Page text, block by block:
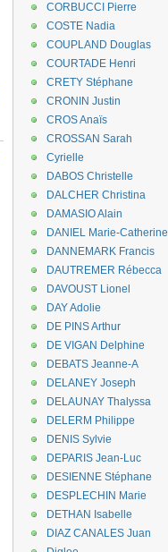
CORBUCCI Pierre
COSTE Nadia
COUPLAND Douglas
COURTADE Henri
CRETY Stéphane
CRONIN Justin
CROS Anaïs
CROSSAN Sarah
Cyrielle
DABOS Christelle
DALCHER Christina
DAMASIO Alain
DANIEL Marie-Catherine
DANNEMARK Francis
DAUTREMER Rébecca
DAVOUST Lionel
DAY Adolie
DE PINS Arthur
DE VIGAN Delphine
DEBATS Jeanne-A
DELANEY Joseph
DELAUNAY Thalyssa
DELERM Philippe
DENIS Sylvie
DEPARIS Jean-Luc
DESIENNE Stéphane
DESPLECHIN Marie
DETHAN Isabelle
DIAZ CANALES Juan